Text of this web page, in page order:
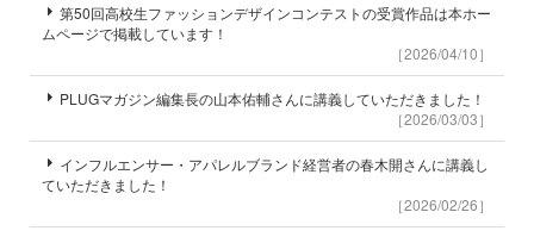
第50回高校生ファッションデザインコンテストの受賞作品は本ホー
ムページで掲載しています！
［2026/04/10］
PLUGマガジン編集長の山本佑輔さんに講義していただきました！
［2026/03/03］
インフルエンサー・アパレルブランド経営者の春木開さんに講義し
ていただきました！
［2026/02/26］